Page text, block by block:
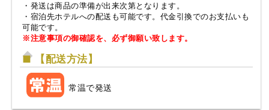
・発送は商品の準備が出来次第となります。
・宿泊先ホテルへの配送も可能です。代金引換でのお支払いも
可能です。
※注意事項の御確認を、必ず御願い致します。
【配送方法】
常温で発送